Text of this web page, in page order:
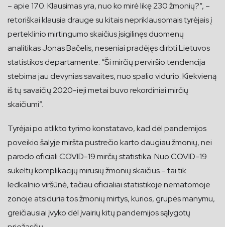
– apie 170. Klausimas yra, nuo ko mirė likę 230 žmonių?“, –
retoriškai klausia drauge su kitais nepriklausomais tyrėjais į
perteklinio mirtingumo skaičius įsigilinęs duomenų
analitikas Jonas Bačelis, neseniai pradėjęs dirbti Lietuvos
statistikos departamente. “Ši mirčių perviršio tendencija
stebima jau devynias savaites, nuo spalio vidurio. Kiekvieną
iš tų savaičių 2020-ieji metai buvo rekordiniai mirčių
skaičiumi”.
Tyrėjai po atlikto tyrimo konstatavo, kad dėl pandemijos
poveikio šalyje miršta pustrečio karto daugiau žmonių, nei
parodo oficiali COVID-19 mirčių statistika. Nuo COVID-19
sukeltų komplikacijų mirusių žmonių skaičius – tai tik
ledkalnio viršūnė, tačiau oficialiai statistikoje nematomoje
zonoje atsiduria tos žmonių mirtys, kurios, grupės manymu,
greičiausiai įvyko dėl įvairių kitų pandemijos sąlygotų